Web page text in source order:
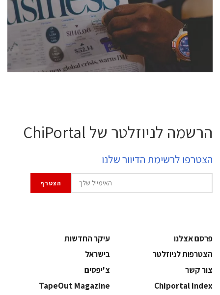
semiconductor industry, including engineers,
professional experts, and senior executives.
לחץ לפרטים
הרשמה לניוזלטר של ChiPortal
הצטרפו לרשימת הדיוור שלנו
פרסם אצלנו
עיקר החדשות
הצטרפות לניוזלטר
בישראל
צור קשר
צ'יפסים
Chiportal Index
TapeOut Magazine